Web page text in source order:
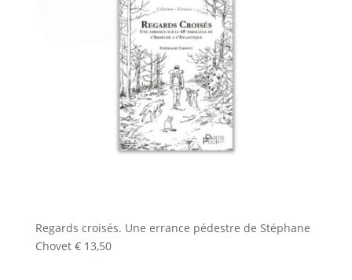
Regards croisés. Une errance pédestre de Stéphane
Chovet €13,50